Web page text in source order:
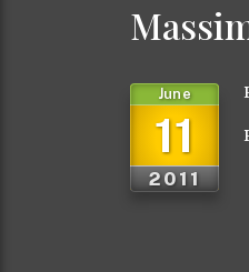
11
June
2011